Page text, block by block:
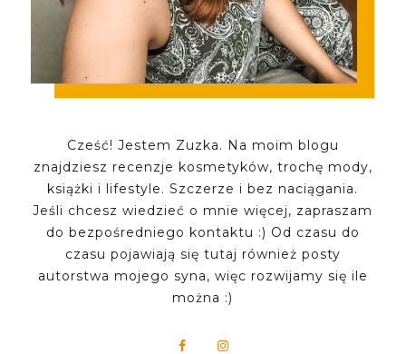
Cześć! Jestem Zuzka. Na moim blogu
znajdziesz recenzje kosmetyków, trochę mody,
książki i lifestyle. Szczerze i bez naciągania.
Jeśli chcesz wiedzieć o mnie więcej, zapraszam
do bezpośredniego kontaktu :) Od czasu do
czasu pojawiają się tutaj również posty
autorstwa mojego syna, więc rozwijamy się ile
można :)